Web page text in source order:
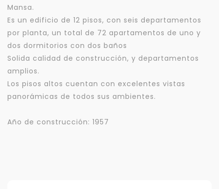
Mansa.
Es un edificio de 12 pisos, con seis departamentos
por planta, un total de 72 apartamentos de uno y
dos dormitorios con dos baños
Solida calidad de construcción, y departamentos
amplios.
Los pisos altos cuentan con excelentes vistas
panorámicas de todos sus ambientes.
Año de construcción: 1957